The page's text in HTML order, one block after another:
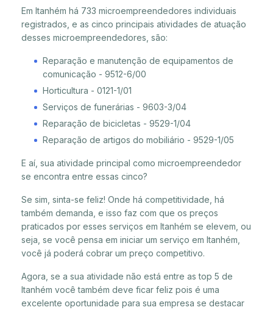
Em Itanhém há 733 microempreendedores individuais
registrados, e as cinco principais atividades de atuação
desses microempreendedores, são:
Reparação e manutenção de equipamentos de
comunicação - 9512-6/00
Horticultura - 0121-1/01
Serviços de funerárias - 9603-3/04
Reparação de bicicletas - 9529-1/04
Reparação de artigos do mobiliário - 9529-1/05
E aí, sua atividade principal como microempreendedor
se encontra entre essas cinco?
Se sim, sinta-se feliz! Onde há competitividade, há
também demanda, e isso faz com que os preços
praticados por esses serviços em Itanhém se elevem, ou
seja, se você pensa em iniciar um serviço em Itanhém,
você já poderá cobrar um preço competitivo.
Agora, se a sua atividade não está entre as top 5 de
Itanhém você também deve ficar feliz pois é uma
excelente oportunidade para sua empresa se destacar